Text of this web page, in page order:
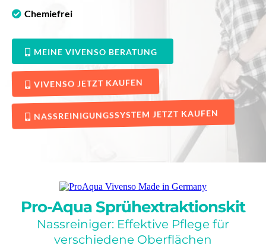
Chemiefrei
MEINE VIVENSO BERATUNG
VIVENSO JETZT KAUFEN
NASSREINIGUNGSSYSTEM JETZT KAUFEN
Pro-Aqua Sprühextraktionskit
Nassreiniger: Effektive Pflege für
verschiedene Oberflächen